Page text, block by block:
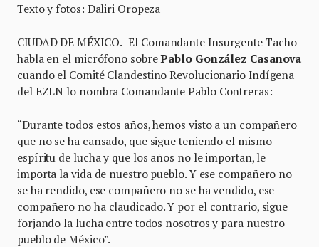
Texto y fotos: Daliri Oropeza
CIUDAD DE MÉXICO.- El Comandante Insurgente Tacho
habla en el micrófono sobrePablo González Casanova
cuando el Comité Clandestino Revolucionario Indígena
del EZLN lo nombra Comandante Pablo Contreras:
“Durante todos estos años, hemos visto a un compañero
que no se ha cansado, que sigue teniendo el mismo
espíritu de lucha y que los años no le importan, le
importa la vida de nuestro pueblo. Y ese compañero no
se ha rendido, ese compañero no se ha vendido, ese
compañero no ha claudicado. Y por el contrario, sigue
forjando la lucha entre todos nosotros y para nuestro
pueblo de México”.